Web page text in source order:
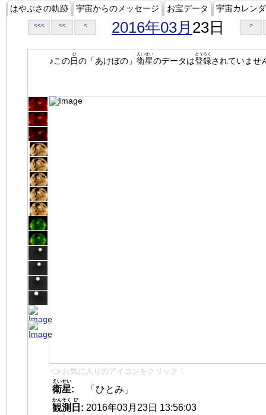
はやぶさの軌跡 宇宙からのメッセージ お宝データ 宇宙カレン
<<< << < 2016年03月 23日 >
♪この日
ひ
の「あけぼの」 衛星
えいせい
のデータは登録
とうろく
されていませ
👈 お気に入りのアイコンをクリック！
衛星
えいせい
:
「ひとみ」
観測
かんそく
日
び
: 2016年03月23日 13:56:03